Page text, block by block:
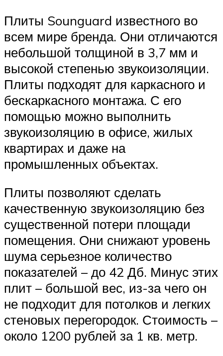
Плиты Sounguard известного во
всем мире бренда. Они отличаются
небольшой толщиной в 3,7 мм и
высокой степенью звукоизоляции.
Плиты подходят для каркасного и
бескаркасного монтажа. С его
помощью можно выполнить
звукоизоляцию в офисе, жилых
квартирах и даже на
промышленных объектах.
Плиты позволяют сделать
качественную звукоизоляцию без
существенной потери площади
помещения. Они снижают уровень
шума серьезное количество
показателей – до 42 Дб. Минус этих
плит – большой вес, из-за чего он
не подходит для потолков и легких
стеновых перегородок. Стоимость –
около 1200 рублей за 1 кв. метр.